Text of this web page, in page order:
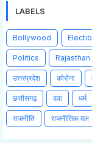
LABELS
Bollywood
Politics
उत्तरप्रदेश कोरोना
छत्तीसगढ़ दवा धर्म
राजनीति राजनीतिक दल